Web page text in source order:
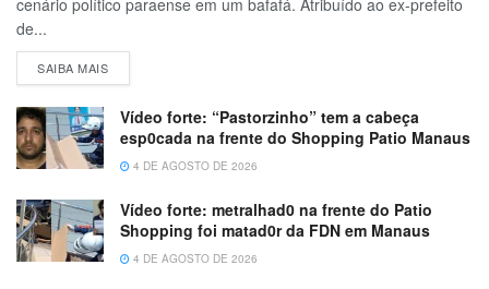
de...
SAIBA MAIS
Vídeo forte: “Pastorzinho” tem a cabeça
esp0cada na frente do Shopping Patio Manaus
4 DE AGOSTO DE 2026
Vídeo forte: metralhad0 na frente do Patio
Shopping foi matad0r da FDN em Manaus
4 DE AGOSTO DE 2026